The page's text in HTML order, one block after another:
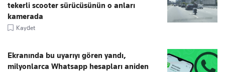
tekerli scooter sürücüsünün o anları
kamerada
Kaydet
Ekranında bu uyarıyı gören yandı,
milyonlarca Whatsapp hesapları aniden